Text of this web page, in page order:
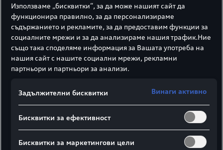
Двигател/електрически
Дизайн на трансмисията
V6 бензинов двигател с директно впръскване,
ламбда‑регулиране, контрол на детонациите и
газове, мек хибрид (MHEV)
Макс. въртящ момент
550 Nm при 1700 - 4000 об/мин
Използваме „бисквитки“, за да може нашият сайт да
функционира правилно, за да персонализираме
съдържанието и рекламите, за да предоставим функции за
социалните мрежи и за да анализираме нашия трафик.Ние
също така споделяме информация за Вашата употреба на
нашия сайт с нашите социални мрежи, рекламни
партньори и партньори за анализи.
Задължителни бисквитки Винаги активно
Бисквитки за ефективност
Бисквитки за маркетингови цели